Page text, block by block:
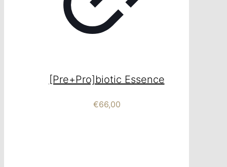
[Pre+Pro]biotic Essence
€66,00